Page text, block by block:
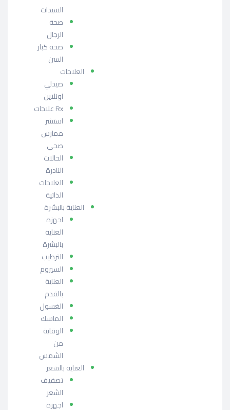
السيدات
صحة
الرجال
صحة كبار
السن
العلاجات
صيدلي
اونلاين
Rx علاجات
استشر
ممارس
صحي
الحالات
النادرة
العلاجات
الذاتية
العناية بالبشرة
اجهزه
العناية
بالبشرة
الترطيب
السيروم
العناية
بالقدم
الغسول
الماسك
الوقاية
من
الشمس
العناية بالشعر
تصفيف
الشعر
اجهزة